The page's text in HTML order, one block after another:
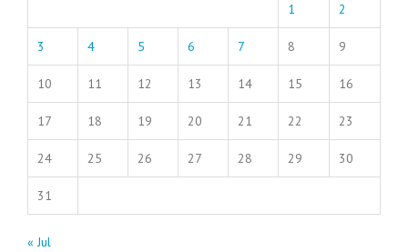
1 2
3 4 5 6 7 8 9
10 11 12 13 14 15 16
17 18 19 20 21 22 23
24 25 26 27 28 29 30
31
« Jul